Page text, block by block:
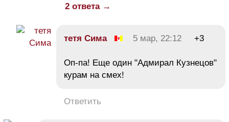
2 ответа →
тетя Сима 5 мар, 22:12 +3
Оп-па! Еще один "Адмирал Кузнецов"
курам на смех!
Ответить